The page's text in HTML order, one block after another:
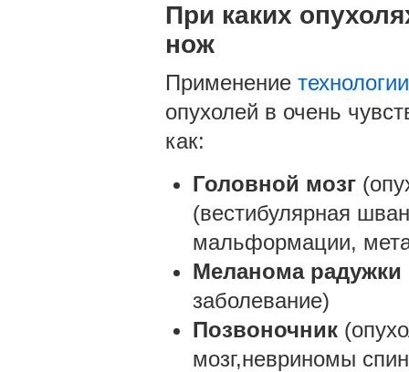
При каких
нож
Применение
опухолей в очень
как:
Головной мозг
(вестибулярная
мальформации,
Меланома радужки
заболевание)
Позвоночник
мозг,невриномы